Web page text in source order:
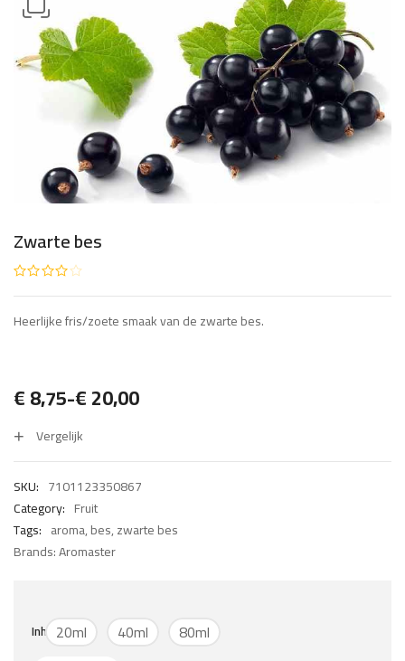
Zwarte bes
Heerlijke fris/zoete smaak van de zwarte bes.
€8,75-€20,00
Prijsklasse:
€ 8,75
tot
€ 20,00
Vergelijk
SKU: 7101123350867
Category: Fruit
Tags: aroma,bes,zwarte bes
Brands:Aromaster
Inhoud20ml 40ml 80ml